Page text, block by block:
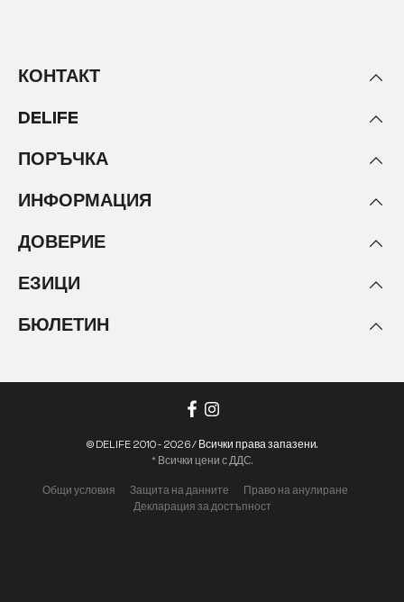
КОНТАКТ
DELIFE
ПОРЪЧКА
ИНФОРМАЦИЯ
ДОВЕРИЕ
ЕЗИЦИ
БЮЛЕТИН
Общи условия Защита на данните
Право на анулиране
Декларация за достъпност
© DELIFE 2010 - 2026 / Всички права запазени.
* Всички цени с ДДС.